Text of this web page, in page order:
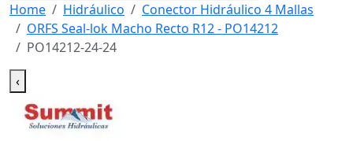
Home Hidráulico
Conector Hidráulico 4 Mallas
ORFS Seal-lok Macho Recto R12 - PO14212
PO14212-24-24
‹